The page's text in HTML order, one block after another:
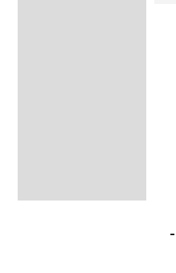
الطقس اليوم السبت 8-